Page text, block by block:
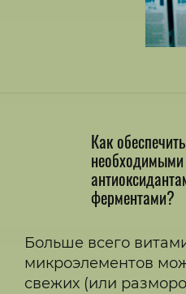
Как
ферментами?
Больше всего
микроэлементов
свежих (или